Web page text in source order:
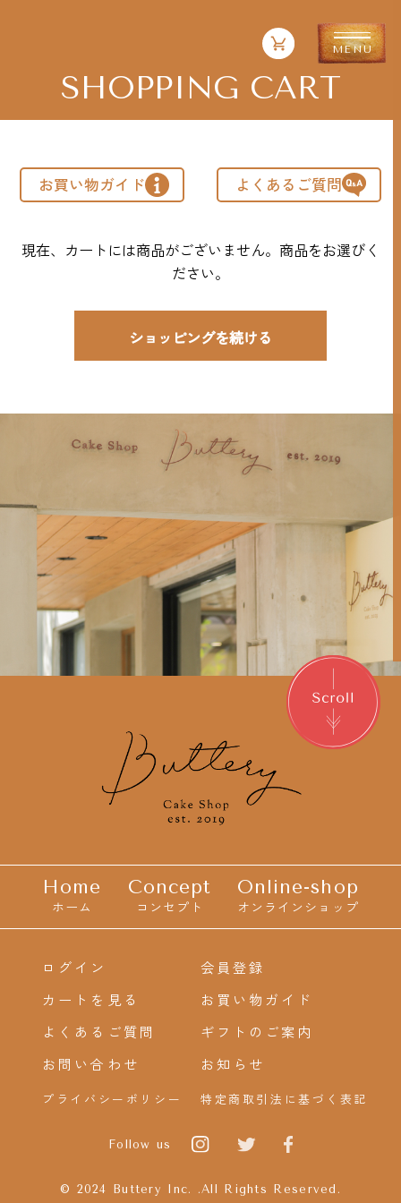
SHOPPING CART
お買い物ガイド よくあるご質問
現在、カートには商品がございません。商品をお選びく
ださい。
ショッピングを続ける
Home
ホーム
Concept
コンセプト
Online-shop
オンラインショップ
ログイン
会員登録
カートを見る
お買い物ガイド
よくあるご質問
ギフトのご案内
お問い合わせ
お知らせ
プライバシーポリシー 特定商取引法に基づく表記
Follow us
© 2024 Buttery Inc. .All Rights Reserved.